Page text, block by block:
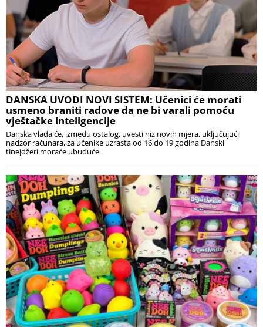
DANSKA UVODI NOVI SISTEM: Učenici će morati
usmeno braniti radove da ne bi varali pomoću
vještačke inteligencije
Danska vlada će, između ostalog, uvesti niz novih mjera, uključujući
nadzor računara, za učenike uzrasta od 16 do 19 godina Danski
tinejdžeri moraće ubuduće